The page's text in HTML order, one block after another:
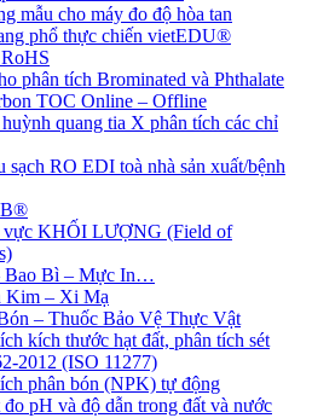
mẫu cho máy đo độ hòa tan
phổ thực chiến vietEDU®
phân tích Brominated và Phthalate
TOC Online – Offline
quang tia X phân tích các chỉ
sạch RO EDI​​ toà nhà sản xuất/bệnh
vực KHỐI LƯỢNG (Field of
Bao Bì – Mực In…
Kim – Xi Mạ
– Thuốc Bảo Vệ Thực Vật
kích thước hạt đất, phân tích sét
2012 (ISO 11277)
phân bón (NPK) tự động
pH và độ dẫn trong đất và nước